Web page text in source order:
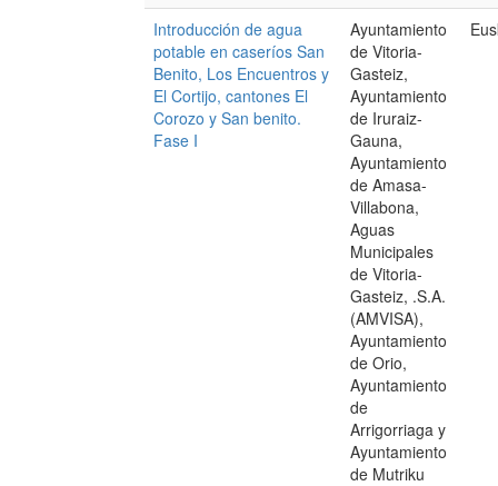
Introducción de agua
potable en caseríos San
Benito, Los Encuentros y
El Cortijo, cantones El
Corozo y San benito.
Fase I
Ayuntamiento
de Vitoria-
Gasteiz,
Ayuntamiento
de Iruraiz-
Gauna,
Ayuntamiento
de Amasa-
Villabona,
Aguas
Municipales
de Vitoria-
Gasteiz, .S.A.
(AMVISA),
Ayuntamiento
de Orio,
Ayuntamiento
de
Arrigorriaga y
Ayuntamiento
de Mutriku